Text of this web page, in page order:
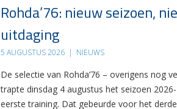
Rohda’76: nieuw seizoen,
uitdaging
5 AUGUSTUS 2026 | NIEUWS
De selectie van Rohda’76 – overigens nog
trapte dinsdag 4 augustus het seizoen
eerste training. Dat gebeurde voor het